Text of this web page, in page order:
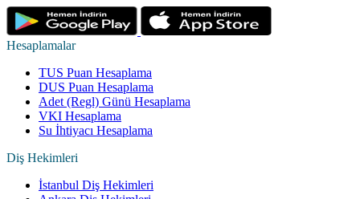
Hesaplamalar
TUS Puan Hesaplama
DUS Puan Hesaplama
Adet (Regl) Günü Hesaplama
VKI Hesaplama
Su İhtiyacı Hesaplama
Diş Hekimleri
İstanbul Diş Hekimleri